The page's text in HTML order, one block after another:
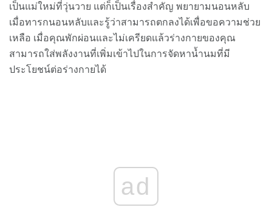
เป็นแม่ใหม่ที่วุ่นวาย แต่ก็เป็นเรื่องสำคัญ พยายามนอนหลับ
เมื่อทารกนอนหลับและรู้ว่าสามารถตกลงได้เพื่อขอความช่วย
เหลือ เมื่อคุณพักผ่อนและไม่เครียดแล้วร่างกายของคุณ
สามารถใส่พลังงานที่เพิ่มเข้าไปในการจัดหาน้ำนมที่มี
ประโยชน์ต่อร่างกายได้
ad